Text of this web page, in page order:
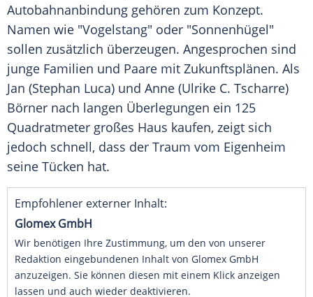
Autobahnanbindung gehören zum Konzept.
Namen wie "Vogelstang" oder "Sonnenhügel"
sollen zusätzlich überzeugen. Angesprochen sind
junge Familien und Paare mit Zukunftsplänen. Als
Jan (Stephan Luca) und Anne (Ulrike C. Tscharre)
Börner nach langen Überlegungen ein 125
Quadratmeter großes Haus kaufen, zeigt sich
jedoch schnell, dass der Traum vom Eigenheim
seine Tücken hat.
Empfohlener externer Inhalt:
Glomex GmbH
Wir benötigen Ihre Zustimmung, um den von unserer
Redaktion eingebundenen Inhalt von Glomex GmbH
anzuzeigen. Sie können diesen mit einem Klick anzeigen
lassen und auch wieder deaktivieren.